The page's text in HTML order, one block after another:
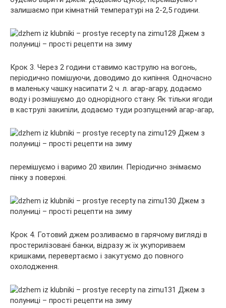
залишаємо при кімнатній температурі на 2-2,5 години.
Крок 3. Через 2 години ставимо каструлю на вогонь,
періодично помішуючи, доводимо до кипіння. Одночасно
в маленьку чашку насипати 2 ч. л. агар-агару, додаємо
воду і розмішуємо до однорідного стану. Як тільки ягоди
в каструлі закипіли, додаємо туди розпущений агар-агар,
перемішуємо і варимо 20 хвилин. Періодично знімаємо
пінку з поверхні.
Крок 4. Готовий джем розливаємо в гарячому вигляді в
простерилізовані банки, відразу ж їх укупориваем
кришками, перевертаємо і закутуємо до повного
охолодження.